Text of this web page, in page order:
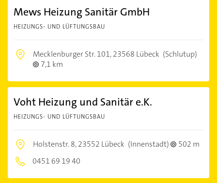
Mews Heizung Sanitär GmbH
HEIZUNGS- UND LÜFTUNGSBAU
Mecklenburger Str. 101,23568 Lübeck (Schlutup)
7,1 km
Voht Heizung und Sanitär e.K.
HEIZUNGS- UND LÜFTUNGSBAU
Holstenstr. 8,23552 Lübeck (Innenstadt)
502 m
0451 69 19 40